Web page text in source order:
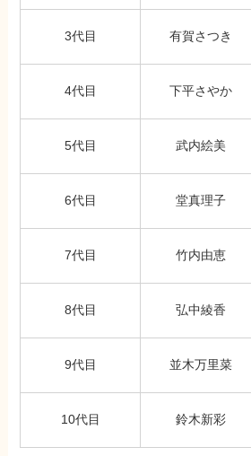
3代目 有賀さつき
4代目 下平さやか
5代目 武内絵美
6代目 堂真理子
7代目 竹内由恵
8代目 弘中綾香
9代目 並木万里菜
10代目 鈴木新彩